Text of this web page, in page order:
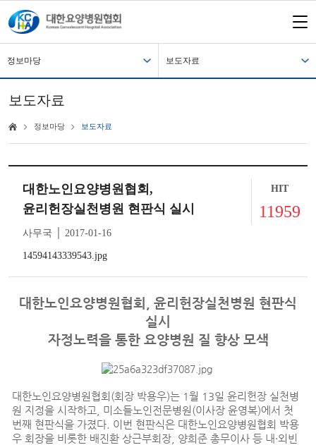
정보마당 보도자료
보도자료
정보마당 보도자료
대한노인요양병원협회,
윤리헌장실천병원 현판식 실시
사무국 │ 2017-01-16
14594143339543.jpg
HIT
11959
대한노인요양병원협회, 윤리헌장실천병원 현판식
실시
자정노력을 통한 요양병원 질 향상 모색
대한노인요양병원협회(회장 박용우)는 1월 13일 윤리헌장 실천병
원 지정을 시작하고, 미소들노인전문병원(이사장 윤영복)에서 첫
번째 현판식을 가졌다. 이번 현판식은 대한노인요양병원협회 박용
우 회장을 비롯한 배진환 상근부회장, 양희준 총무이사 등 내·외빈